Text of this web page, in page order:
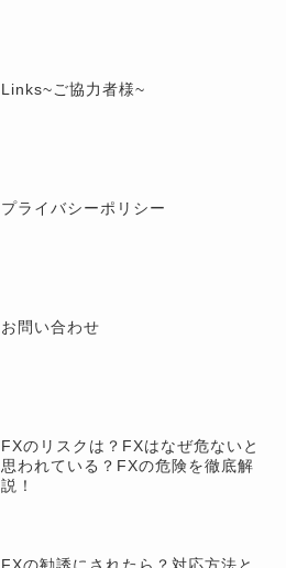
Links~ご協力者様~
プライバシーポリシー
お問い合わせ
FXのリスクは？FXはなぜ危ないと
思われている？FXの危険を徹底解
説！